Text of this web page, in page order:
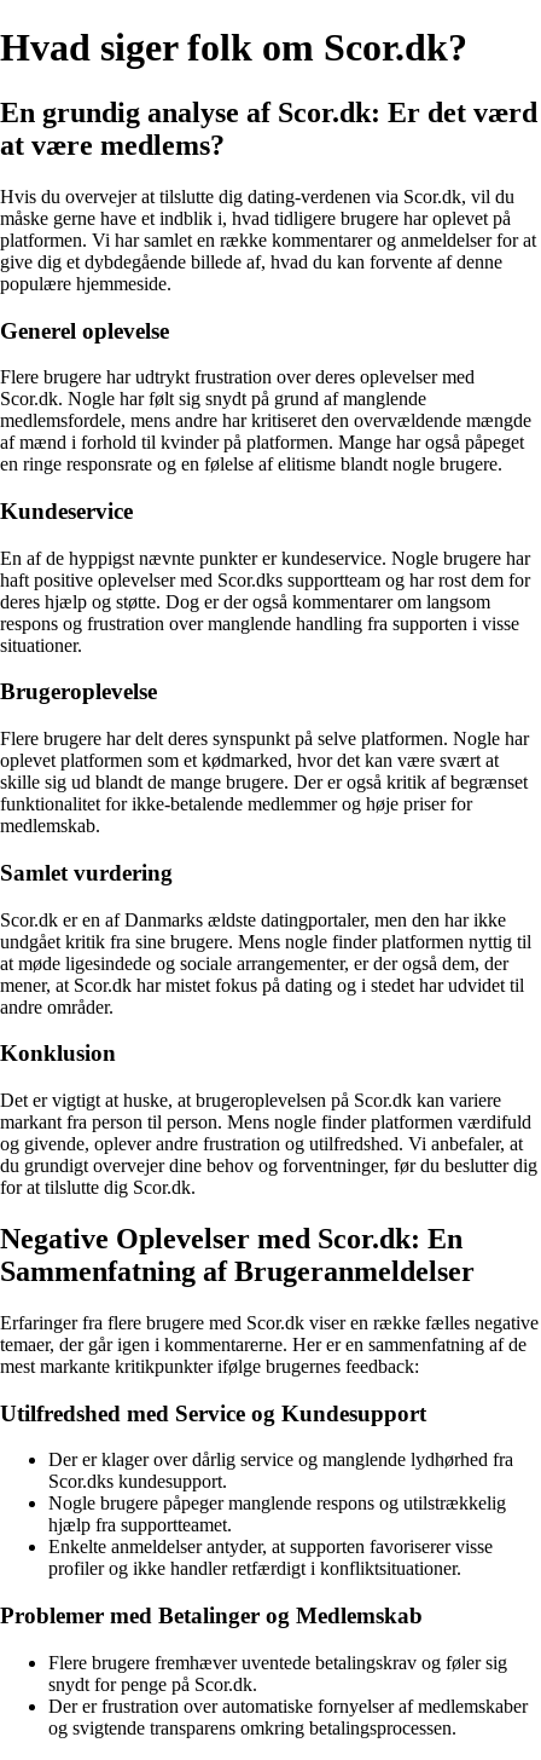
Hvad siger folk om Scor.dk?
En grundig analyse af Scor.dk: Er det værd
at være medlems?
Hvis du overvejer at tilslutte dig dating-verdenen via Scor.dk, vil du
måske gerne have et indblik i, hvad tidligere brugere har oplevet på
platformen. Vi har samlet en række kommentarer og anmeldelser for at
give dig et dybdegående billede af, hvad du kan forvente af denne
populære hjemmeside.
Generel oplevelse
Flere brugere har udtrykt frustration over deres oplevelser med
Scor.dk. Nogle har følt sig snydt på grund af manglende
medlemsfordele, mens andre har kritiseret den overvældende mængde
af mænd i forhold til kvinder på platformen. Mange har også påpeget
en ringe responsrate og en følelse af elitisme blandt nogle brugere.
Kundeservice
En af de hyppigst nævnte punkter er kundeservice. Nogle brugere har
haft positive oplevelser med Scor.dks supportteam og har rost dem for
deres hjælp og støtte. Dog er der også kommentarer om langsom
respons og frustration over manglende handling fra supporten i visse
situationer.
Brugeroplevelse
Flere brugere har delt deres synspunkt på selve platformen. Nogle har
oplevet platformen som et kødmarked, hvor det kan være svært at
skille sig ud blandt de mange brugere. Der er også kritik af begrænset
funktionalitet for ikke-betalende medlemmer og høje priser for
medlemskab.
Samlet vurdering
Scor.dk er en af Danmarks ældste datingportaler, men den har ikke
undgået kritik fra sine brugere. Mens nogle finder platformen nyttig til
at møde ligesindede og sociale arrangementer, er der også dem, der
mener, at Scor.dk har mistet fokus på dating og i stedet har udvidet til
andre områder.
Konklusion
Det er vigtigt at huske, at brugeroplevelsen på Scor.dk kan variere
markant fra person til person. Mens nogle finder platformen værdifuld
og givende, oplever andre frustration og utilfredshed. Vi anbefaler, at
du grundigt overvejer dine behov og forventninger, før du beslutter dig
for at tilslutte dig Scor.dk.
Negative Oplevelser med Scor.dk: En
Sammenfatning af Brugeranmeldelser
Erfaringer fra flere brugere med Scor.dk viser en række fælles negative
temaer, der går igen i kommentarerne. Her er en sammenfatning af de
mest markante kritikpunkter ifølge brugernes feedback:
Utilfredshed med Service og Kundesupport
Der er klager over dårlig service og manglende lydhørhed fra
Scor.dks kundesupport.
Nogle brugere påpeger manglende respons og utilstrækkelig
hjælp fra supportteamet.
Enkelte anmeldelser antyder, at supporten favoriserer visse
profiler og ikke handler retfærdigt i konfliktsituationer.
Problemer med Betalinger og Medlemskab
Flere brugere fremhæver uventede betalingskrav og føler sig
snydt for penge på Scor.dk.
Der er frustration over automatiske fornyelser af medlemskaber
og svigtende transparens omkring betalingsprocessen.